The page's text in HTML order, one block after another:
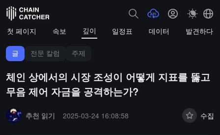
첫 페이지 속보 깊이 일정표 데이터 발견하다
글 전문 칼럼 주제
체인 상에서의 시장 조성이 어떻게 지표를 뚫고
무음 제어 자금을 공격하는가?
추천 읽기
2025-03-24 16:08:58 수집